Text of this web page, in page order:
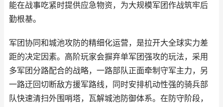
能在战事吃紧时提供应急物资，为大规模军团作战筑牢后
勤根基。
军团协同和城池攻防的精细化运营，是拉开大全球实力差
距的决定因素。高阶玩家会摒弃单军团强攻的玩法，采用
多军团分路配合的战略，一路部队正面牵制守军主力，另
一路迂回切断敌方援军路线，同时安排机动性强的骑兵部
队快速清扫外围哨塔，瓦解城池防御体系。在防守阶段，